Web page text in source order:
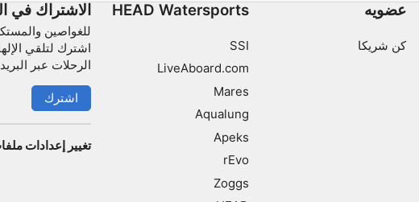
عضويه
كن شريكا
HEAD Watersports
SSI
LiveAboard.com
Mares
Aqualung
Apeks
rEvo
Zoggs
الاشتراك في
للغواصين
اشترك لتلقي
الرحلات عبر
اشترك
تغيير إعدادات